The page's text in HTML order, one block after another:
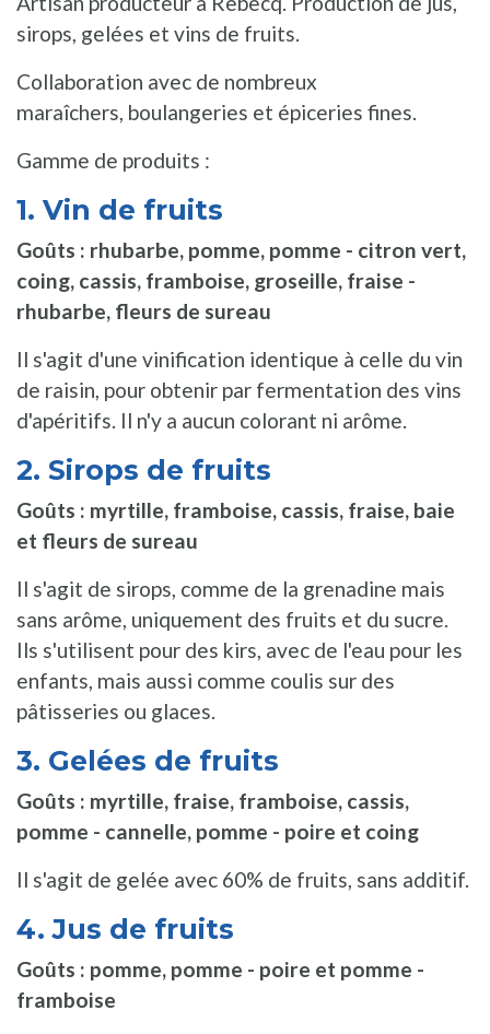
sirops, gelées et vins de fruits.
Collaboration avec de nombreux
maraîchers, boulangeries et épiceries fines.
Gamme de produits :
1. Vin de fruits
Goûts : rhubarbe, pomme, pomme - citron vert,
coing, cassis, framboise, groseille, fraise -
rhubarbe, fleurs de sureau
Il s'agit d'une vinification identique à celle du vin
de raisin, pour obtenir par fermentation des vins
d'apéritifs. Il n'y a aucun colorant ni arôme.
2. Sirops de fruits
Goûts : myrtille, framboise, cassis, fraise, baie
et fleurs de sureau
Il s'agit de sirops, comme de la grenadine mais
sans arôme, uniquement des fruits et du sucre.
Ils s'utilisent pour des kirs, avec de l'eau pour les
enfants, mais aussi comme coulis sur des
pâtisseries ou glaces.
3. Gelées de fruits
Goûts : myrtille, fraise, framboise, cassis,
pomme - cannelle, pomme - poire et coing
Il s'agit de gelée avec 60% de fruits, sans additif.
4. Jus de fruits
Goûts : pomme, pomme - poire et pomme -
framboise